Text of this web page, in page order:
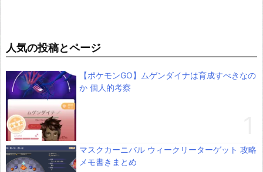
人気の投稿とページ
【ポケモンGO】ムゲンダイナは育成すべきなの
か 個人的考察
マスクカーニバル ウィークリーターゲット 攻略
メモ書きまとめ